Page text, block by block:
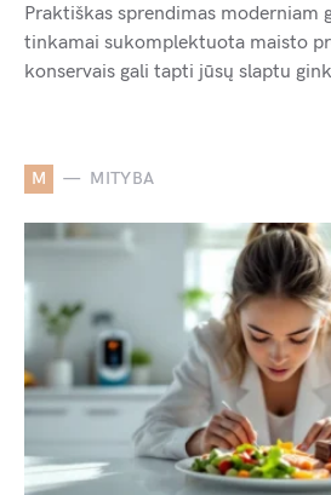
Praktiškas sprendimas moderniam
tinkamai sukomplektuota maisto
konservais gali tapti jūsų slaptu
M MITYBA